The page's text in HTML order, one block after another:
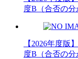
度B（合否の分
【2026年度版
度B（合否の分